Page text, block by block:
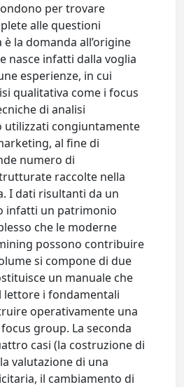
per trovare
alle questioni
è la domanda all’origine
nasce infatti dalla voglia
esperienze, in cui
qualitativa come i focus
di analisi
utilizzati congiuntamente
al fine di
numero di
raccolte nella
I dati risultanti da un
infatti un patrimonio
che le moderne
possono contribuire
si compone di due
un manuale che
lettore i fondamentali
operativamente una
group. La seconda
casi (la costruzione di
valutazione di una
il cambiamento di